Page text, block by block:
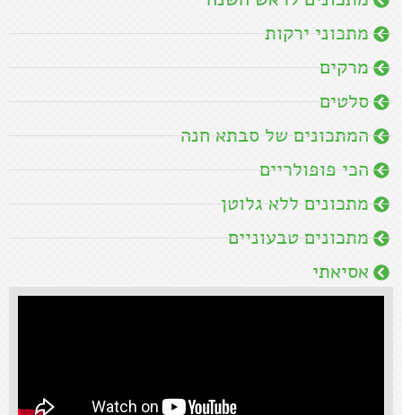
מתכוני ירקות
מרקים
סלטים
המתכונים של סבתא חנה
הכי פופולריים
מתכונים ללא גלוטן
מתכונים טבעוניים
אסיאתי